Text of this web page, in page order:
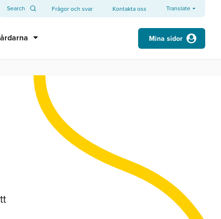
Search Frågor och svar Kontakta oss Translate
Mina sidor